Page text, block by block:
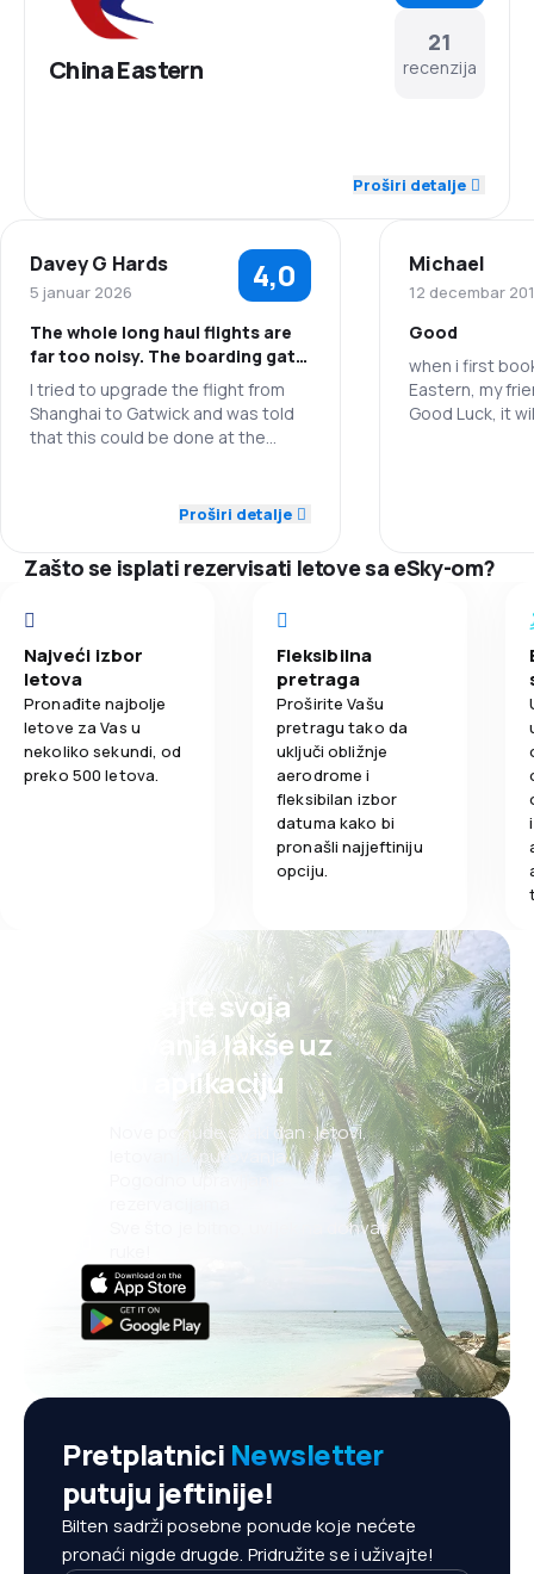
China Eastern
21
recenzija
Mreža konekcija 4,4
Cene karata
Udobnost putovanja 4,1
Proširi detalje
Davey G Hards
5 januar 2026 4,0
The whole long haul flights are
far too noisy. The boarding gate
was changed at the last minute
and I nearly missed the flight
back to Shanghai from Phuket.
I tried to upgrade the flight from
Shanghai to Gatwick and was told
that this could be done at the
three seats available in business
price and indicated that I would
have to see the crew. i did not do
5,0
Cene karata 3,0
Udobnost putovanja 2,0
Prevoz prtljaga 5,0
4,0
Proširi detalje
Michael
12 decembar
Good
when i first
Eastern, my
Good Luck, it
Mreža
Udobnost
Prevoz
Zašto se isplati rezervisati letove sa eSky-om?
Najveći izbor
letova
Pronađite najbolje
letove za Vas u
nekoliko sekundi, od
preko 500 letova.
Fleksibilna
pretraga
Proširite Vašu
pretragu tako da
uključi obližnje
aerodrome i
fleksibilan izbor
datuma kako bi
pronašli najjeftiniju
opciju.
Planirajte svoja
putovanja lakše uz
našu aplikaciju
Nove ponude svaki dan: letovi,
letovanja, putovanja
Sve što je bitno, uvijek na dohvat
Pretplatnici Newsletter
putuju jeftinije!
Bilten sadrži posebne ponude koje nećete
pronaći nigde drugde. Pridružite se i uživajte!